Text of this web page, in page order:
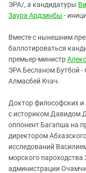
ЭРА/, а кандидатуры
Заура Ардзинбы -
Вместе с нынешним
баллотироваться
премьер-министр
ЭРА Бесланом Бутбой -
Алмасбей Кчач.
Доктор философских и
с историком Давидом
оппонент Багапша на
директором
исследований
морского
администрации